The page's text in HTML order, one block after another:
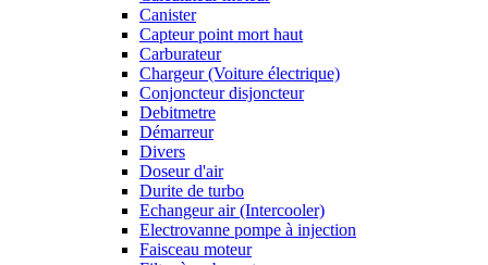
Canister
Capteur point mort haut
Carburateur
Chargeur (Voiture électrique)
Conjoncteur disjoncteur
Debitmetre
Démarreur
Divers
Doseur d'air
Durite de turbo
Echangeur air (Intercooler)
Electrovanne pompe à injection
Faisceau moteur